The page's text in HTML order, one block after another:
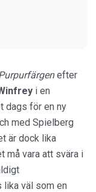
efter
i en
dags för en ny
med Spielberg
är dock lika
må vara att svära i
lika väl som en